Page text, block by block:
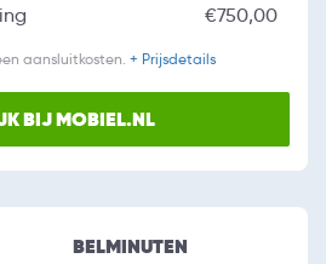
€750,00
aansluitkosten. + Prijsdetails
BIJ MOBIEL.NL
BELMINUTEN